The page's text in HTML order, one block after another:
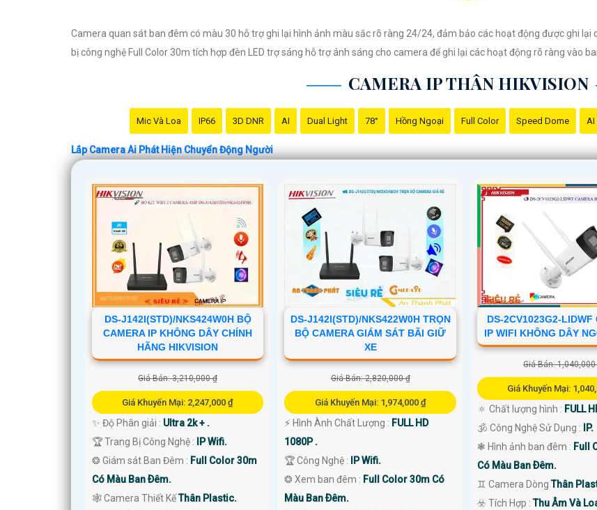
Camera quan sát ban đêm có màu 30 hỗ trợ ghi lại hình ảnh màu sắc rõ ràng 24/24, đảm bảo các hoạt động được ghi
bị công nghệ Full Color 30m tích hợp đèn LED trợ sáng hỗ trợ ánh sáng cho camera để ghi lại các hoạt động rõ ràng vào
CAMERA IP THÂN HIKVISION
Mic Và Loa IP66 3D DNR AI Dual Light 78° Hồng Ngoại Full Color Speed Dome
Lắp Camera Ai Phát Hiện Chuyển Động Người
DS-J142I(STD)/NKS424W0H BỘ
CAMERA IP KHÔNG DÂY CHÍNH
HÃNG HIKVISION
Giá Bán: 3,210,000 ₫
Giá Khuyến Mại: 2,247,000 ₫
✨ Độ Phân giải : Ultra 2k + .
🏆 Trang Bị Công Nghệ :
IP Wifi.
❂ Giám sát Ban Đêm : Full Color 30m
Có Màu Ban Ðêm.
🕸️ Camera Thiết KếThân Plastic.
DS-J142I(STD)/NKS422W0H TRỌN
BỘ CAMERA GIÁM SÁT BÃI GIỮ
XE
Giá Bán: 2,820,000 ₫
Giá Khuyến Mại: 1,974,000 ₫
️⚡ Hình Ành Chất Lượng : FULL HD
1080P .
🏆 Công Nghệ :
IP Wifi.
❂ Xem ban đêm : Full Color 30m Có
Màu Ban Ðêm.
DS-2CV1023G2-LIDWF
IP WIFI KHÔNG DÂY
Giá Bán: 1,040,000
Giá Khuyến Mại:
🔅 Chất lượng hình : FULL
🕉️ Công Nghệ Sử Dụng :
IP.
❃ Hình ảnh ban đêm : Full
Có Màu Ban Ðêm.
♊ Camera DòngThân
️☣️ Tích Hợp :Thu Âm Và